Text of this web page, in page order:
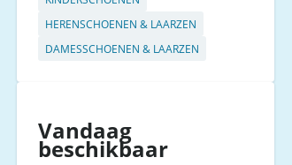
HERENSCHOENEN & LAARZEN
DAMESSCHOENEN & LAARZEN
Vandaag
beschikbaar